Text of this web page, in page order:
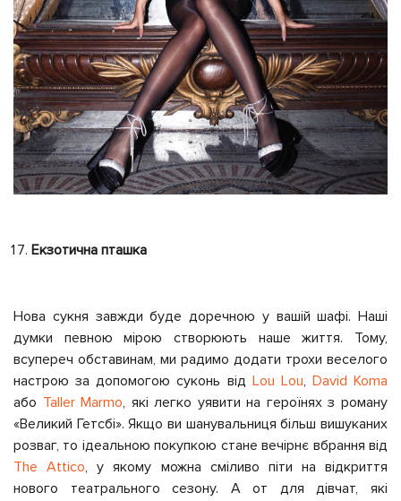
Екзотична пташка
Нова сукня завжди буде доречною у вашій шафі. Наші
думки певною мірою створюють наше життя. Тому,
всупереч обставинам, ми радимо додати трохи веселого
настрою за допомогою суконь від Lou Lou, David Koma
або Taller Marmo, які легко уявити на героїнях з роману
«Великий Гетсбі». Якщо ви шанувальниця більш вишуканих
розваг, то ідеальною покупкою стане вечірнє вбрання від
The Attico, у якому можна сміливо піти на відкриття
нового театрального сезону. А от для дівчат, які